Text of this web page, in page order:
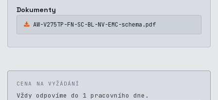
Dokumenty
AW-V275TP-FN-SC-BL-NV-EMC-schema.pdf
CENA NA VYŽÁDÁNÍ
Vždy odpovíme do 1 pracovního dne.